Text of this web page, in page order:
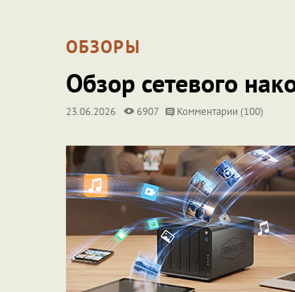
ОБЗОРЫ
Обзор сетевого
23.06.2026 6907 Комментарии (100)